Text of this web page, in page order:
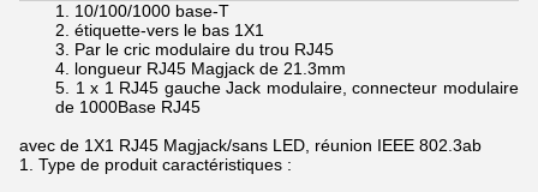
10/100/1000 base-T
étiquette-vers le bas 1X1
Par le cric modulaire du trou RJ45
longueur RJ45 Magjack de 21.3mm
1 x 1 RJ45 gauche Jack modulaire, connecteur modulaire
de 1000Base RJ45
avec de 1X1 RJ45 Magjack/sans LED, réunion IEEE 802.3ab
1. Type de produit caractéristiques :